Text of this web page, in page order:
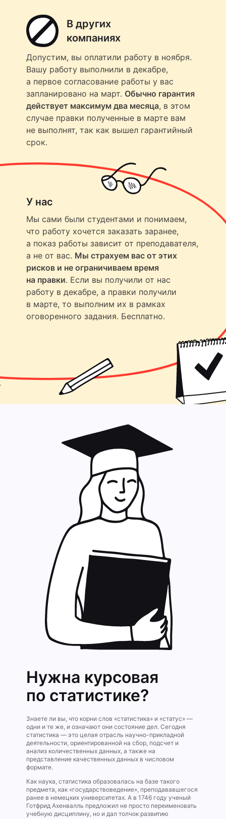
В других
компаниях
Допустим, вы оплатили работу в ноября.
Вашу работу выполнили в декабре,
а первое согласование работы у вас
запланировано на март. Обычно гарантия
действует максимум два месяца, в этом
случае правки полученные в марте вам
не выполнят, так как вышел гарантийный
срок.
У нас
Мы сами были студентами и понимаем,
что работу хочется заказать заранее,
а показ работы зависит от преподавателя,
а не от вас. Мы страхуем вас от этих
рисков и не ограничиваем время
на правки. Если вы получили от нас
работу в декабре, а правки получили
в марте, то выполним их в рамках
оговоренного задания. Бесплатно.
Нужна курсовая
по статистике?
Знаете ли вы, что корни слов «статистика» и «статус» —
одни и те же, и означают они состояние дел. Сегодня
статистика — это целая отрасль научно-прикладной
деятельности, ориентированной на сбор, подсчет и
анализ количественных данных, а также на
представление качественных данных в числовом
формате.
Как наука, статистика образовалась на базе такого
предмета, как «государствоведение», преподававшегося
ранее в немецких университетах. А в 1746 году ученый
Готфрид Ахенвалль предложил не просто переименовать
учебную дисциплину, но и дал толчок развитию